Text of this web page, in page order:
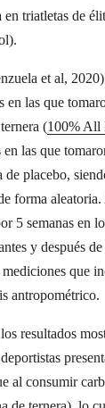
triatletas de
et al,
en las que
(100% All
las que
placebo,
forma
5 semanas en
y después
que
antropométrico.
resultados
al consumir